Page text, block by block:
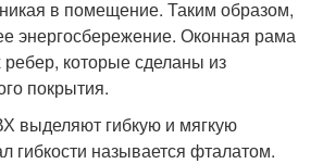
в помещение. Таким образом,
энергосбережение. Оконная рама
ребер, которые сделаны из
покрытия.
выделяют гибкую и мягкую
гибкости называется фталатом.